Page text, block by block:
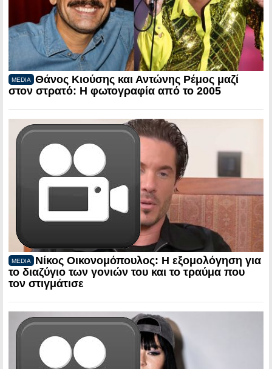
MEDIA
Θάνος Κιούσης και Αντώνης Ρέμος μαζί
στον στρατό: Η φωτογραφία από το 2005
MEDIA
Νίκος Οικονομόπουλος: Η εξομολόγηση για
το διαζύγιο των γονιών του και το τραύμα που
τον στιγμάτισε